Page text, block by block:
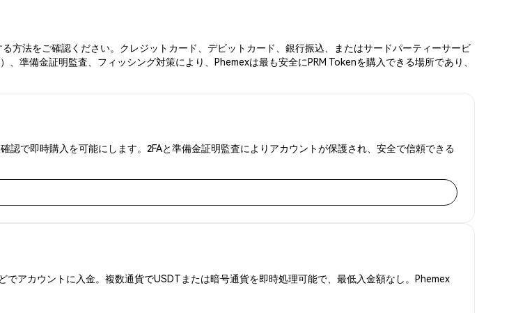
方法をご確認ください。クレジットカード、デビットカード、銀行振込、またはサードパーティーサービ
準備金証明監査、フィッシング対策により、Phemexは最も安全にPRM Tokenを購入できる場所であり、
認で即時購入を可能にします。2FAと準備金証明監査によりアカウントが保護され、安全で信頼できる
アカウントに入金。複数通貨でUSDTまたは暗号通貨を即時処理可能で、最低入金額なし。Phemex